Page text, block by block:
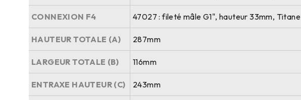
CONNEXION F4 47027 : fileté mâle G1", hauteur 33mm, Titane
HAUTEUR TOTALE (A) 287mm
LARGEUR TOTALE (B) 116mm
ENTRAXE HAUTEUR (C) 243mm